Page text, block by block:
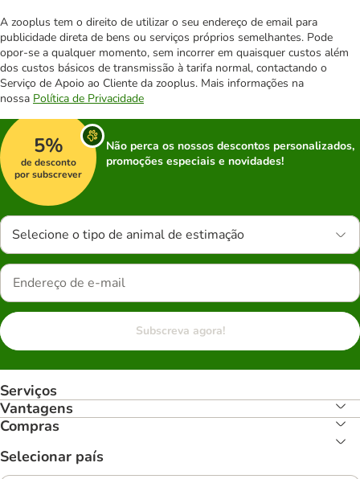
A zooplus tem o direito de utilizar o seu endereço de email para
publicidade direta de bens ou serviços próprios semelhantes. Pode
opor-se a qualquer momento, sem incorrer em quaisquer custos além
dos custos básicos de transmissão à tarifa normal, contactando o
Serviço de Apoio ao Cliente da zooplus. Mais informações na
nossa Política de Privacidade
5%
de desconto
por subscrever
Não perca os nossos descontos personalizados,
promoções especiais e novidades!
Selecione o tipo de animal de estimação
Subscreva agora!
Serviços
Vantagens
Compras
Selecionar país